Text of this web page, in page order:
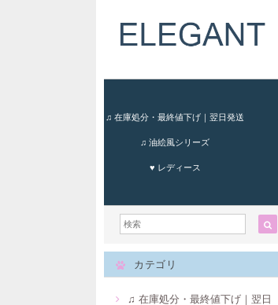
♫ 在庫処分・最終値下げ｜翌日発送
♫ 油絵風シリーズ
♥ レディース
カテゴリ
♫ 在庫処分・最終値下げ｜翌日